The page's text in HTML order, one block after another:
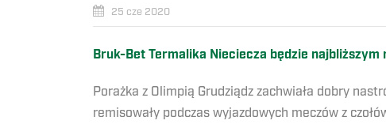
25 cze 2020
Bruk-Bet Termalika Nieciecza będzie
Porażka z Olimpią Grudziądz zachwiała dobry
remisowały podczas wyjazdowych meczów z